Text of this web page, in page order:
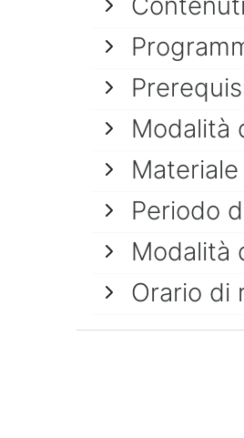
Modalità
Periodo
Modalità
Orario di